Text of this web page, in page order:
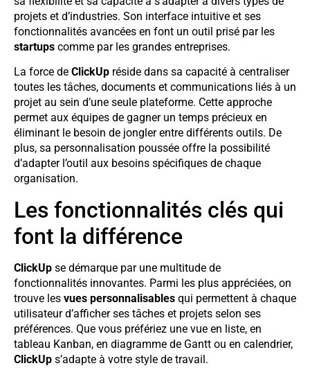
projets et d’industries. Son interface intuitive et ses
fonctionnalités avancées en font un outil prisé par les
startups comme par les grandes entreprises.
La force de ClickUp réside dans sa capacité à centraliser
toutes les tâches, documents et communications liés à un
projet au sein d’une seule plateforme. Cette approche
permet aux équipes de gagner un temps précieux en
éliminant le besoin de jongler entre différents outils. De
plus, sa personnalisation poussée offre la possibilité
d’adapter l’outil aux besoins spécifiques de chaque
organisation.
Les fonctionnalités clés qui
font la différence
ClickUp se démarque par une multitude de
fonctionnalités innovantes. Parmi les plus appréciées, on
trouve les vues personnalisables qui permettent à chaque
utilisateur d’afficher ses tâches et projets selon ses
préférences. Que vous préfériez une vue en liste, en
tableau Kanban, en diagramme de Gantt ou en calendrier,
ClickUp s’adapte à votre style de travail.